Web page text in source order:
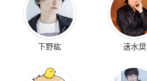
下野紘 速水奨